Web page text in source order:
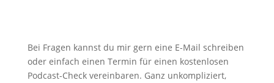
Bei Fragen kannst du mir gern eine E-Mail schreiben
oder einfach einen Termin für einen kostenlosen
Podcast-Check vereinbaren. Ganz unkompliziert,